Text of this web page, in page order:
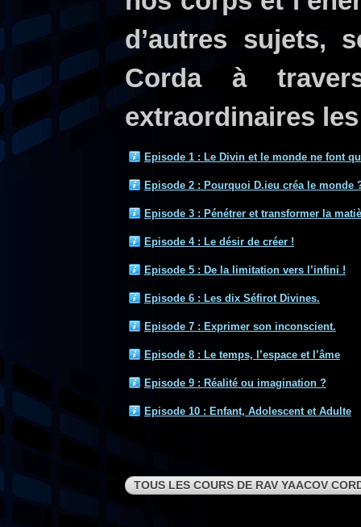
d’autres sujets,
Corda à
extraordinaires
Episode 1 : Le Divin et le monde ne font
Episode 2 : Pourquoi D.ieu créa le monde
Episode 3 : Pénétrer et transformer la
Episode 4 : Le désir de créer !
Episode 5 : De la limitation vers l’infini !
Episode 6 : Les dix Séfirot Divines.
Episode 7 : Exprimer son inconscient.
Episode 8 : Le temps, l’espace et l’âme
Episode 9 : Réalité ou imagination ?
Episode 10 : Enfant, Adolescent et Adulte
TOUS LES COURS DE RAV YAACOV